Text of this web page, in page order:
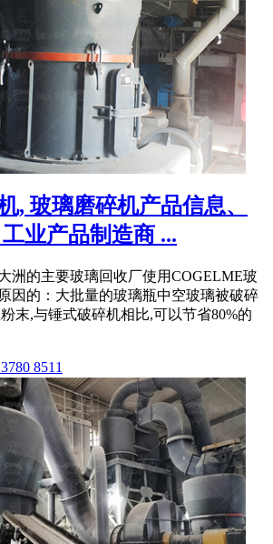
, 玻璃磨碎机产品信息、
业产品制造商 ...
洲的主要玻璃回收厂使用COGELME玻
因的：大批量的玻璃瓶中空玻璃被破碎
末,与锤式破碎机相比,可以节省80%的
8511